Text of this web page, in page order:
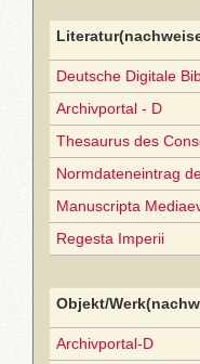
Deutsche Digitale
Archivportal - D
Thesaurus des
Normdateneintrag
Manuscripta
Regesta Imperii
Objekt/
Archivportal-D